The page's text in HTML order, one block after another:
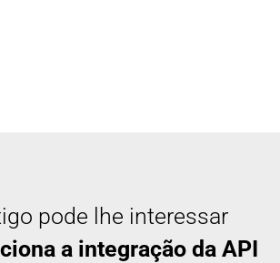
pode lhe interessar
a integração da API